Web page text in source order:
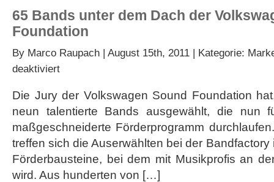
65 Bands unter dem Dach der
Foundation
By Marco Raupach | August 15th, 2011 | Kategorie:
deaktiviertfür
unter
dem
der
Volkswagen
Foundation
Die Jury der Volkswagen Sound Foundation
neun talentierte Bands ausgewählt, die nun
maßgeschneiderte Förderprogramm
treffen sich die Auserwählten bei der
Förderbausteine, bei dem mit Musikprofis an
wird. Aus hunderten von […]